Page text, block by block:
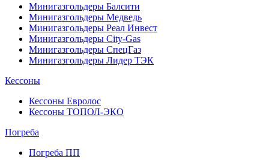
Минигазгольдеры Балсити
Минигазгольдеры Медведь
Минигазгольдеры Реал Инвест
Минигазгольдеры City-Gas
Минигазгольдеры СпецГаз
Минигазгольдеры Лидер ТЭК
Кессоны
Кессоны Евролос
Кессоны ТОПОЛ-ЭКО
Погребa
Погреба ПП